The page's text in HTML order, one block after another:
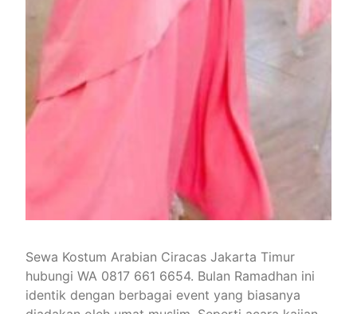
Sewa Kostum Arabian Ciracas Jakarta Timur
hubungi WA 0817 661 6654. Bulan Ramadhan ini
identik dengan berbagai event yang biasanya